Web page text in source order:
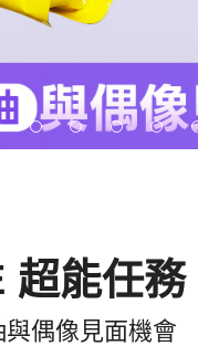
超能任務
偶像見面機會